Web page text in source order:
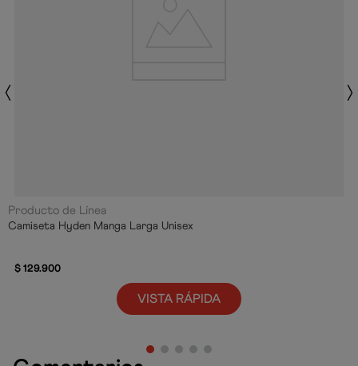
Producto de Línea
Camiseta Hyden Manga Larga Unisex
$129.900
VISTA RÁPIDA